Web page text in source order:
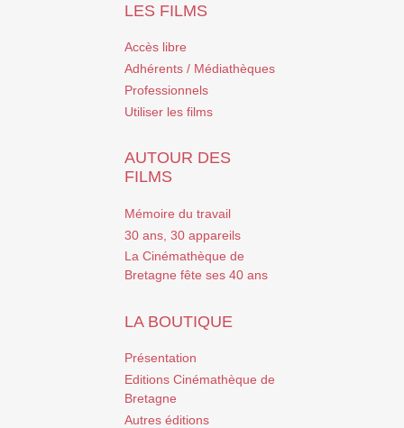
LES FILMS
Accès libre
Adhérents / Médiathèques
Professionnels
Utiliser les films
AUTOUR DES
FILMS
Mémoire du travail
30 ans, 30 appareils
La Cinémathèque de
Bretagne fête ses 40 ans
LA BOUTIQUE
Présentation
Editions Cinémathèque de
Bretagne
Autres éditions